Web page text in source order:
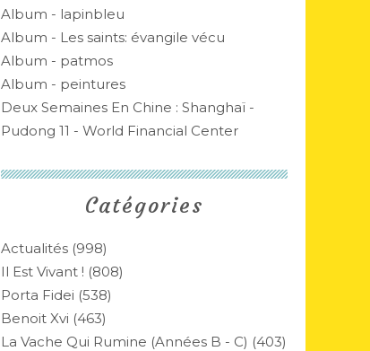
Catégories
Actualités (998)
Il Est Vivant ! (808)
Porta Fidei (538)
Benoit Xvi (463)
La Vache Qui Rumine (années B - C) (403)
Album - lapinbleu
Album - Les saints: évangile vécu
Album - patmos
Album - peintures
Deux Semaines En Chine : Shanghaï -
Pudong 11 - World Financial Center